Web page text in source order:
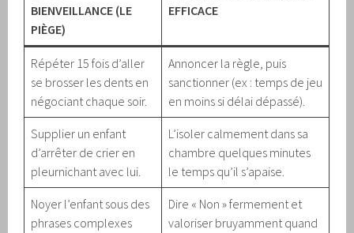
BIENVEILLANCE (LE
PIÈGE)
EFFICACE
Répéter 15 fois d’aller
se brosser les dents en
négociant chaque soir.
Annoncer la règle, puis
sanctionner (ex : temps de jeu
en moins si délai dépassé).
Supplier un enfant
d’arrêter de crier en
pleurnichant avec lui.
L’isoler calmement dans sa
chambre quelques minutes
le temps qu’il s’apaise.
Noyer l’enfant sous des
phrases complexes
Dire « Non » fermement et
valoriser bruyamment quand